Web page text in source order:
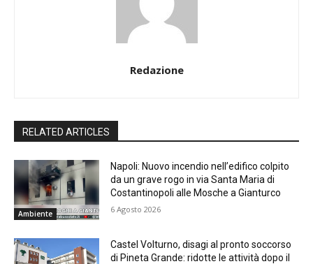
Redazione
RELATED ARTICLES
Ambiente
Napoli: Nuovo incendio nell’edifico colpito
da un grave rogo in via Santa Maria di
Costantinopoli alle Mosche a Gianturco
6 Agosto 2026
Castel Volturno, disagi al pronto soccorso
di Pineta Grande: ridotte le attività dopo il